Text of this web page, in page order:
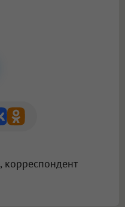
, корреспондент